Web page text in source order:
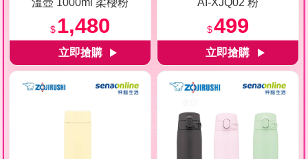
溫壺 1000ml 柔櫻粉
$ 1,480
AI-XJQ02 粉
$499